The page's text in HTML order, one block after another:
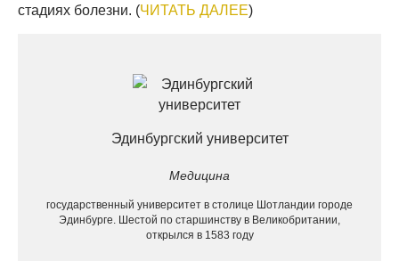
стадиях болезни. (ЧИТАТЬ ДАЛЕЕ)
Эдинбургский университет
Медицина
государственный университет в столице Шотландии городе
Эдинбурге. Шестой по старшинству в Великобритании,
открылся в 1583 году